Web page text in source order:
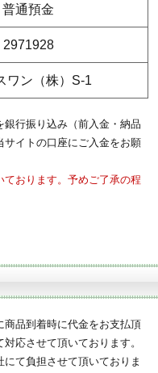
普通預金
2971928
ワン（株）S-1
行振り込み（前入金・納品
イトの口座にご入金をお願
おります。予めご了承の程
商品到着時に代金をお支払頂
応させて頂いております。
て負担させて頂いておりま